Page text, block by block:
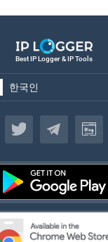
Best IP Logger & IP Tools
한국인
한국인